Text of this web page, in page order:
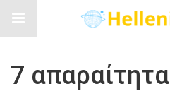
7 απαραίτητα